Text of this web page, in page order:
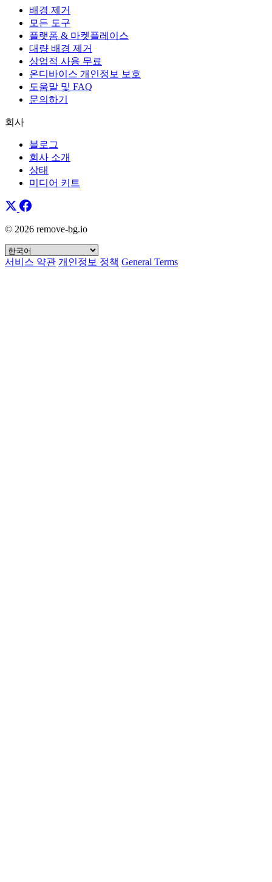
배경 제거
모든 도구
플랫폼 & 마켓플레이스
대량 배경 제거
상업적 사용 무료
온디바이스 개인정보 보호
도움말 및 FAQ
문의하기
회사
블로그
회사 소개
상태
미디어 키트
© 2026 remove-bg.io
서비스 약관 개인정보 정책 General Terms